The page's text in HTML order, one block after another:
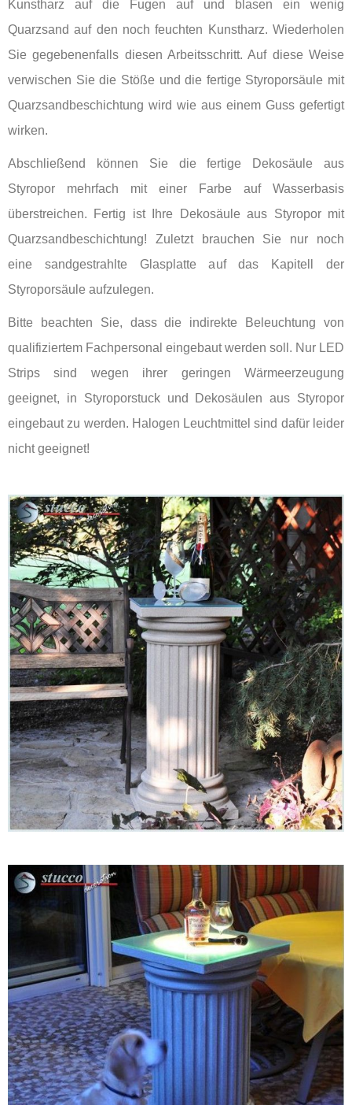
Kunstharz auf die Fugen auf und blasen ein wenig
Quarzsand auf den noch feuchten Kunstharz. Wiederholen
Sie gegebenenfalls diesen Arbeitsschritt. Auf diese Weise
verwischen Sie die Stöße und die fertige Styroporsäule mit
Quarzsandbeschichtung wird wie aus einem Guss gefertigt
wirken.
Abschließend können Sie die fertige Dekosäule aus
Styropor mehrfach mit einer Farbe auf Wasserbasis
überstreichen. Fertig ist Ihre Dekosäule aus Styropor mit
Quarzsandbeschichtung! Zuletzt brauchen Sie nur noch
eine sandgestrahlte Glasplatte auf das Kapitell der
Styroporsäule aufzulegen.
Bitte beachten Sie, dass die indirekte Beleuchtung von
qualifiziertem Fachpersonal eingebaut werden soll. Nur LED
Strips sind wegen ihrer geringen Wärmeerzeugung
geeignet, in Styroporstuck und Dekosäulen aus Styropor
eingebaut zu werden. Halogen Leuchtmittel sind dafür leider
nicht geeignet!